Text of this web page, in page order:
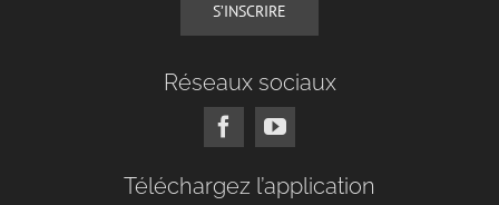
S’INSCRIRE
Réseaux sociaux
Téléchargez l’application